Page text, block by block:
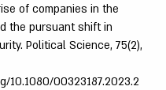
of companies in the
the pursuant shift in
Political Science, 75(2),
10.1080/00323187.2023.2